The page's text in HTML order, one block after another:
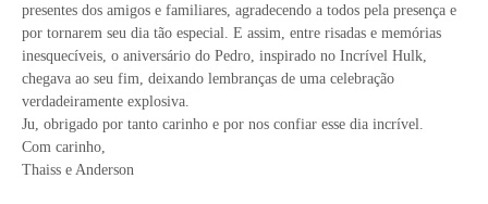
presentes dos amigos e familiares, agradecendo a todos pela presença e
por tornarem seu dia tão especial. E assim, entre risadas e memórias
inesquecíveis, o aniversário do Pedro, inspirado no Incrível Hulk,
chegava ao seu fim, deixando lembranças de uma celebração
verdadeiramente explosiva.
Ju, obrigado por tanto carinho e por nos confiar esse dia incrível.
Com carinho,
Thaiss e Anderson